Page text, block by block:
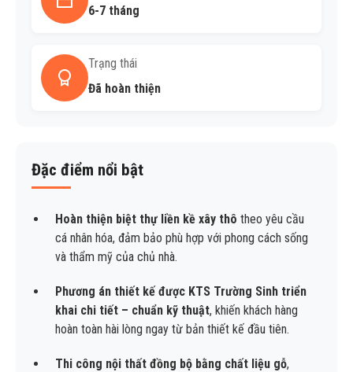
6-7 tháng
Trạng thái
Đã hoàn thiện
Đặc điểm nổi bật
Hoàn thiện biệt thự liền kề xây thô theo yêu cầu
cá nhân hóa, đảm bảo phù hợp với phong cách sống
và thẩm mỹ của chủ nhà.
Phương án thiết kế được KTS Trường Sinh triển
khai chi tiết – chuẩn kỹ thuật, khiến khách hàng
hoàn toàn hài lòng ngay từ bản thiết kế đầu tiên.
Thi công nội thất đồng bộ bằng chất liệu gỗ,